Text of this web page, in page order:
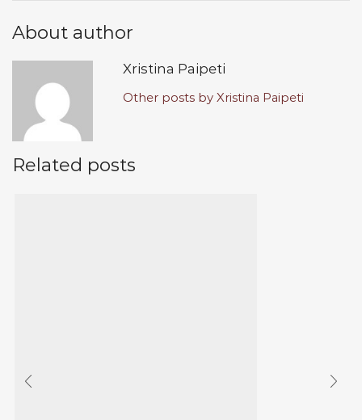
About author
Xristina Paipeti
Other posts by Xristina Paipeti
Related posts